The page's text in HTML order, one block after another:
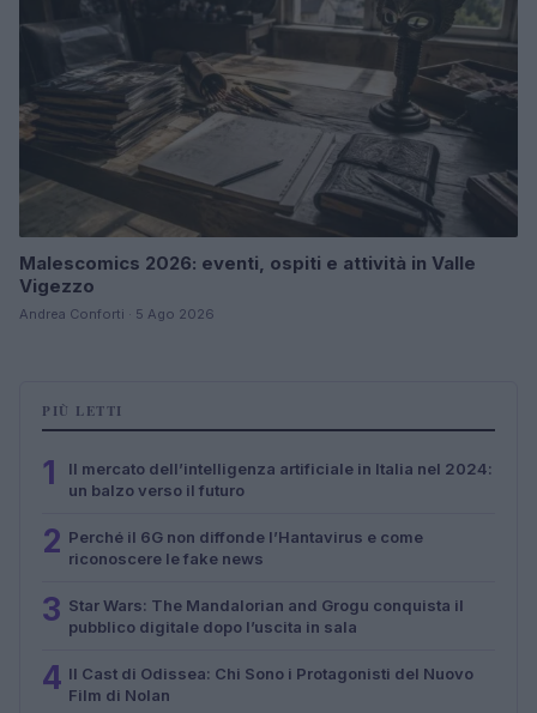
Malescomics 2026: eventi, ospiti e attività in Valle
Vigezzo
Andrea Conforti · 5 Ago 2026
PIÙ LETTI
1
Il mercato dell’intelligenza artificiale in Italia nel 2024:
un balzo verso il futuro
2 Perché il 6G non diffonde l’Hantavirus e come
riconoscere le fake news
3 Star Wars: The Mandalorian and Grogu conquista il
pubblico digitale dopo l’uscita in sala
4 Il Cast di Odissea: Chi Sono i Protagonisti del Nuovo
Film di Nolan